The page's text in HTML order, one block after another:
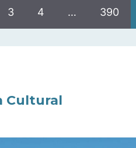
3 4 … 390
Cultural